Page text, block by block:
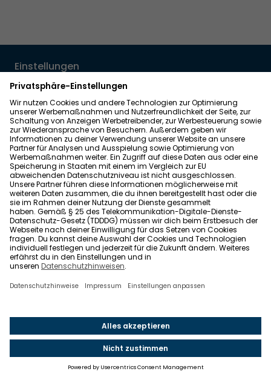
Einstellungen
Einwilligung ändern
Widerrufsformular
Kommunikation
Kontakt
Newsletteranmeldung
Unsere Welt
Über Wohnglück
Sitemap